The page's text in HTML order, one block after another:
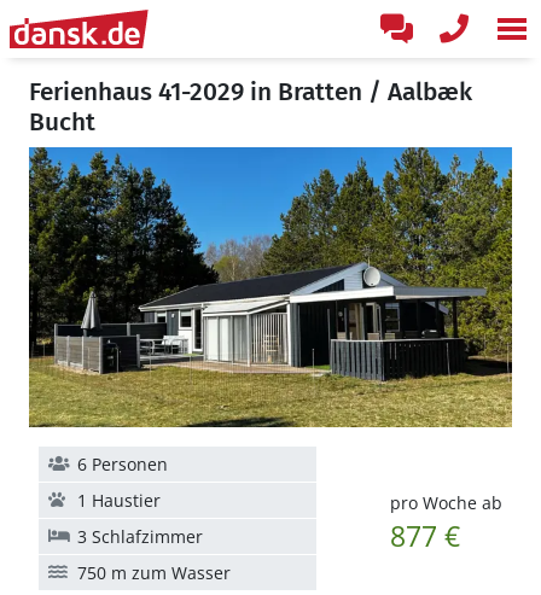
Ferienhaus 41-2029 in Bratten / Aalbæk
Bucht
pro Woche ab
877 €
6 Personen
1 Haustier
3 Schlafzimmer
750 m zum Wasser